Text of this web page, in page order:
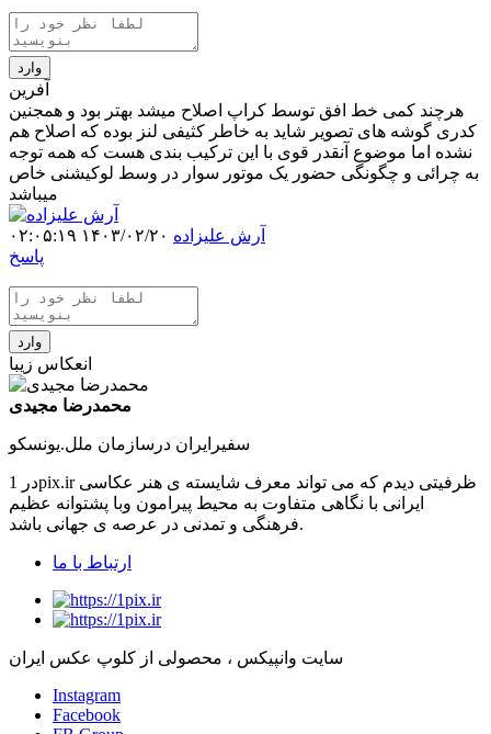
وارد
آفرین
هرچند کمی خط افق توسط کراپ اصلاح میشد بهتر بود و همجنین
کدری گوشه های تصویر شاید به خاطر کثیفی لنز بوده که اصلاح هم
نشده اما موضوع آنقدر قوی با این ترکیب بندی هست که همه توجه
به چرائی و چگونگی حضور یک موتور سوار در وسط لوکیشنی خاص
میباشد
آرش علیزاده ۱۴۰۳/۰۲/۲۰ ۰۲:۰۵:۱۹
پاسخ
وارد
انعکاس زیبا
محمدرضا مجیدی
سفیرایران درسازمان ملل.یونسکو
در 1pix.ir ظرفیتی دیدم که می تواند معرف شایسته ی هنر عکاسی
ایرانی با نگاهی متفاوت به محیط پیرامون وبا پشتوانه عظیم
فرهنگی و تمدنی در عرصه ی جهانی باشد.
ارتباط با ما
سایت وانپیکس ، محصولی از کلوپ عکس ایران
Instagram
Facebook